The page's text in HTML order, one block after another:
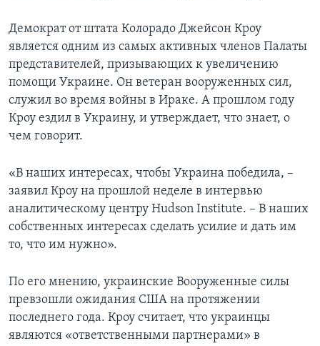
Демократ от штата Колорадо Джейсон Кроу
является одним из самых активных членов Палаты
представителей, призывающих к увеличению
помощи Украине. Он ветеран вооруженных сил,
служил во время войны в Ираке. А прошлом году
Кроу ездил в Украину, и утверждает, что знает, о
чем говорит.
«В наших интересах, чтобы Украина победила, –
заявил Кроу на прошлой неделе в интервью
аналитическому центру Hudson Institute. – В наших
собственных интересах сделать усилие и дать им
то, что им нужно».
По его мнению, украинские Вооруженные силы
превзошли ожидания США на протяжении
последнего года. Кроу считает, что украинцы
являются «ответственными партнерами» в